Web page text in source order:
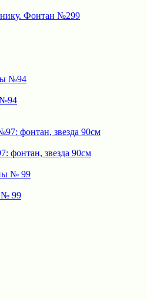
Фонтан №299
фонтан, звезда 90см
№ 99